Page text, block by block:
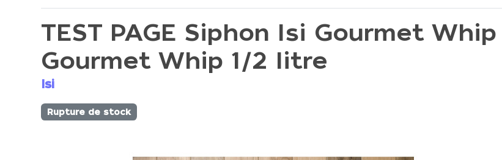
TEST PAGE Siphon Isi Gourmet
Gourmet Whip 1/2 litre
Isi
Rupture de stock